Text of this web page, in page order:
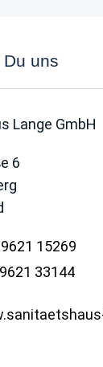
uns
Lange GmbH
6
15269
33144